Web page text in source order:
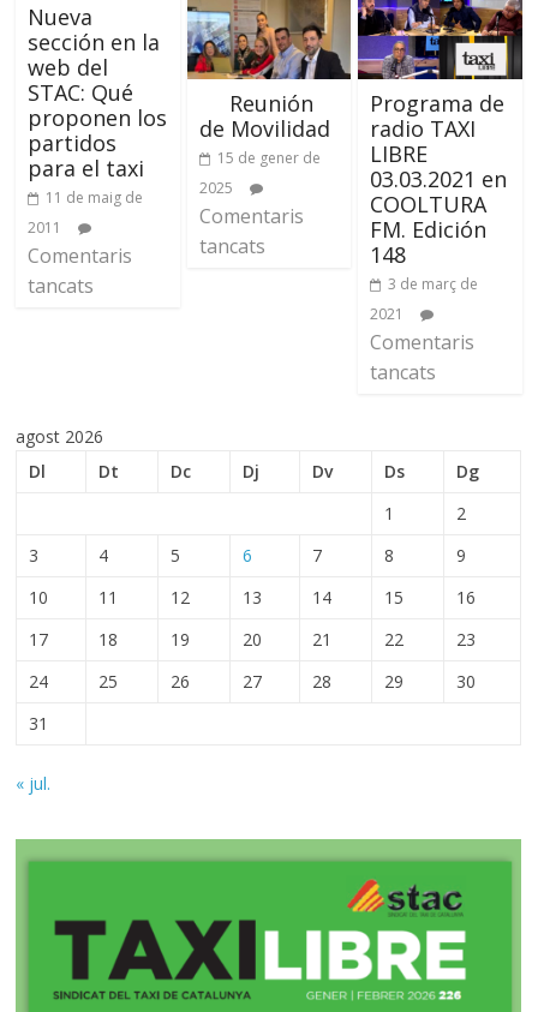
Nueva
sección en la
web del
STAC: Qué
proponen los
partidos
para el taxi
11 de maig de
2011
Comentaris
tancats
Reunión
de Movilidad
15 de gener de
2025
Comentaris
tancats
Programa de
radio TAXI
LIBRE
03.03.2021 en
COOLTURA
FM. Edición
148
3 de març de
2021
Comentaris
tancats
agost 2026
Dl
Dt Dc Dj Dv Ds
Dg
1
2
3
4 5 6 7 8
9
10
11 12 13 14 15
16
17
18 19 20 21 22
23
24
25 26 27 28 29
30
31
« jul.